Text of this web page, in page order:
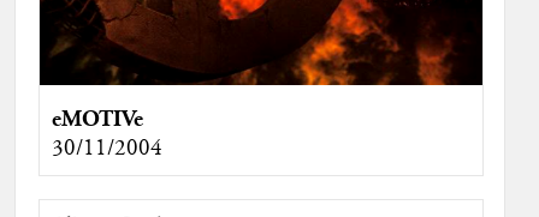
eMOTIVe
30/11/2004